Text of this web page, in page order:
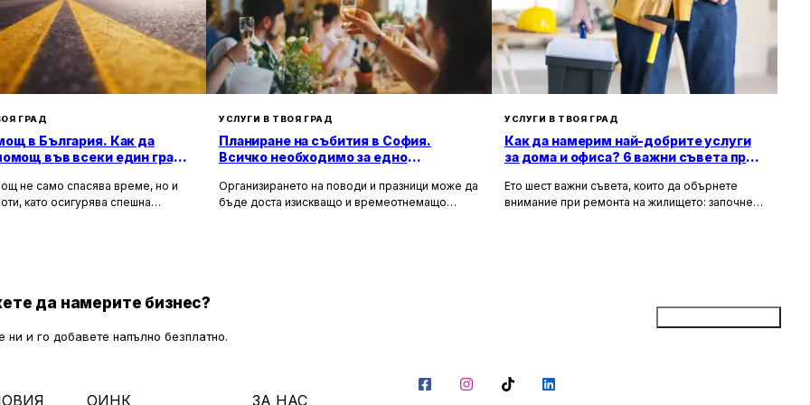
ГРАД
в България. Как да
във всеки един град
не само спасява време, но и
като осигурява спешна
готови да им помогнат.
УСЛУГИ В ТВОЯ ГРАД
Планиране на събития в София.
Всичко необходимо за едно
Организирането на поводи и празници може да
бъде доста изискващо и времеотнемащо
УСЛУГИ В ТВОЯ ГРАД
Как да намерим най-добрите услуги
за дома и офиса? 6 важни съвета при
Ето шест важни съвета, които да обърнете
внимание при ремонта на жилището: започнете
желаните резултати и да направите жилището
да намерите бизнес?
ни и го добавете напълно безплатно.
ОИНК ЗА НАС